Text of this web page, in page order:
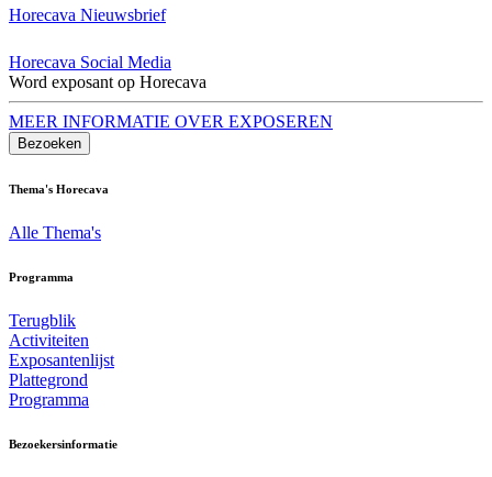
Horecava Nieuwsbrief
Horecava Social Media
Word exposant op Horecava
MEER INFORMATIE OVER EXPOSEREN
Bezoeken
Thema's Horecava
Alle Thema's
Programma
Terugblik
Activiteiten
Exposantenlijst
Plattegrond
Programma
Bezoekersinformatie